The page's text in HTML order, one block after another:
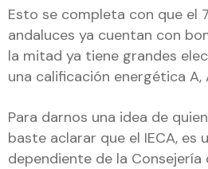
Esto se completa con que el
andaluces ya cuentan con
la mitad ya tiene grandes
una calificación energética A,
Para darnos una idea de
baste aclarar que el IECA, es
dependiente de la Consejería